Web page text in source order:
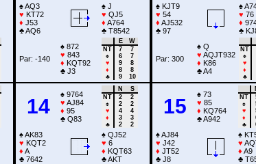
♠AQ3
♥ KT72
♦ J53
♣AQ6
♠ J
♥ QJ5
♦ A764
♣ T8542
Par: -140
♠ 872
♥ 843
♦ KQT92
♣ J3
E
W
NT
7
7
♠
6
7
♥
9
8
♦
8
8
♣
9 10
♠ KJT9
♥ 54
♦ AJ532
♣ 97
♠
♥ 76
♦
♣
Par: 300
♠ Q
♥ AQJT932
♦ K86
♣A4
NT
♠
♥
♦
♣
14
♠ 9764
♥ AJ84
♦ 95
♣ Q83
N
S
NT
2
2
♠
2
2
♥
4
4
♦
3
3
♣
2 2
♠AK83
♥ KQT2
♦ A
♣ 7642
♠ QJ52
♥ 6
♦ KQT63
♣AKT
15
♠ 73
♥ 85
♦ KQ764
♣A942
NT
♠
♥
♦
♣
♠AJ84
♥ J42
♦ JT52
♣ J8
♠
♥
♦ A9
♣